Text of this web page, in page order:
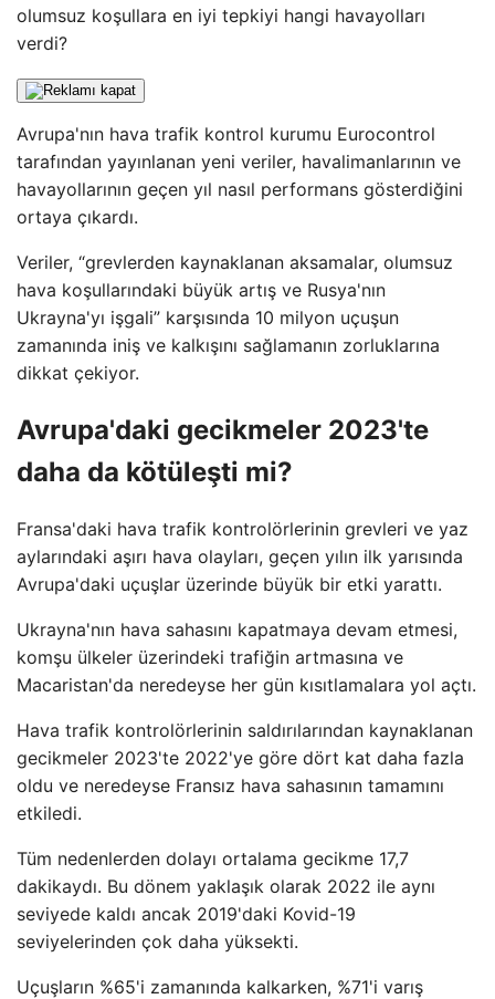
olumsuz koşullara en iyi tepkiyi hangi havayolları
verdi?
Avrupa'nın hava trafik kontrol kurumu Eurocontrol
tarafından yayınlanan yeni veriler, havalimanlarının ve
havayollarının geçen yıl nasıl performans gösterdiğini
ortaya çıkardı.
Veriler, “grevlerden kaynaklanan aksamalar, olumsuz
hava koşullarındaki büyük artış ve Rusya'nın
Ukrayna'yı işgali” karşısında 10 milyon uçuşun
zamanında iniş ve kalkışını sağlamanın zorluklarına
dikkat çekiyor.
Avrupa'daki gecikmeler 2023'te
daha da kötüleşti mi?
Fransa'daki hava trafik kontrolörlerinin grevleri ve yaz
aylarındaki aşırı hava olayları, geçen yılın ilk yarısında
Avrupa'daki uçuşlar üzerinde büyük bir etki yarattı.
Ukrayna'nın hava sahasını kapatmaya devam etmesi,
komşu ülkeler üzerindeki trafiğin artmasına ve
Macaristan'da neredeyse her gün kısıtlamalara yol açtı.
Hava trafik kontrolörlerinin saldırılarından kaynaklanan
gecikmeler 2023'te 2022'ye göre dört kat daha fazla
oldu ve neredeyse Fransız hava sahasının tamamını
etkiledi.
Tüm nedenlerden dolayı ortalama gecikme 17,7
dakikaydı. Bu dönem yaklaşık olarak 2022 ile aynı
seviyede kaldı ancak 2019'daki Kovid-19
seviyelerinden çok daha yüksekti.
Uçuşların %65'i zamanında kalkarken, %71'i varış